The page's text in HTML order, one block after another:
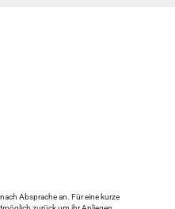
Absprache an. Für eine kurze